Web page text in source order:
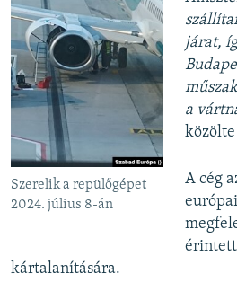
Szerelik a repülőgépet
2024. július 8-án
járat,
a
A cég
kártalanítására.